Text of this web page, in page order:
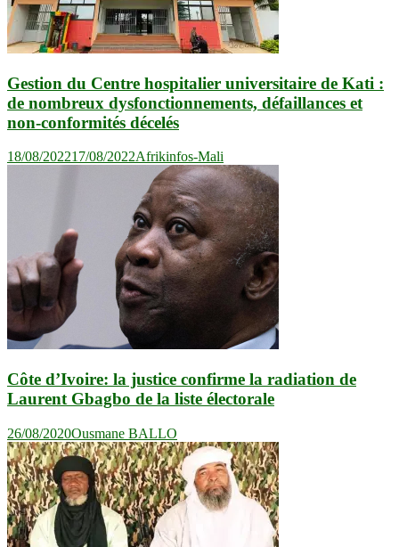
Gestion du Centre hospitalier universitaire de Kati :
de nombreux dysfonctionnements, défaillances et
non-conformités décelés
18/08/202217/08/2022Afrikinfos-Mali
Côte d’Ivoire: la justice confirme la radiation de
Laurent Gbagbo de la liste électorale
26/08/2020Ousmane BALLO